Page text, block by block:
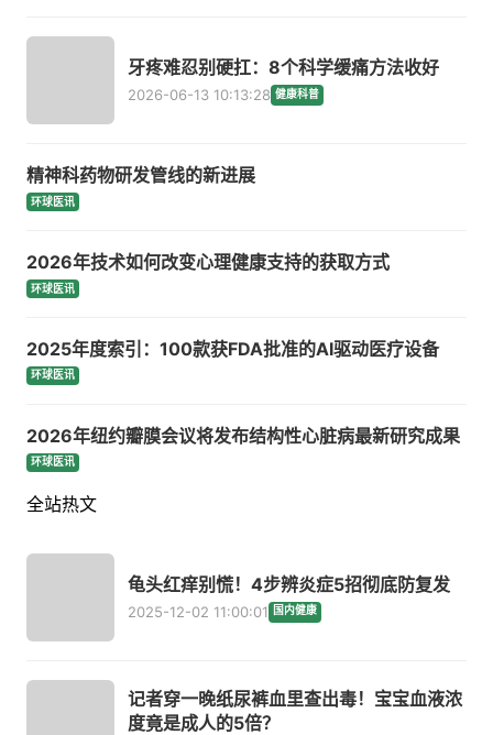
牙疼难忍别硬扛：8个科学缓痛方法收好
2026-06-13 10:13:28 健康科普
精神科药物研发管线的新进展
环球医讯
2026年技术如何改变心理健康支持的获取方式
环球医讯
2025年度索引：100款获FDA批准的AI驱动医疗设备
环球医讯
2026年纽约瓣膜会议将发布结构性心脏病最新研究成果
环球医讯
全站热文
龟头红痒别慌！4步辨炎症5招彻底防复发
2025-12-02 11:00:01 国内健康
记者穿一晚纸尿裤血里查出毒！宝宝血液浓
度竟是成人的5倍？